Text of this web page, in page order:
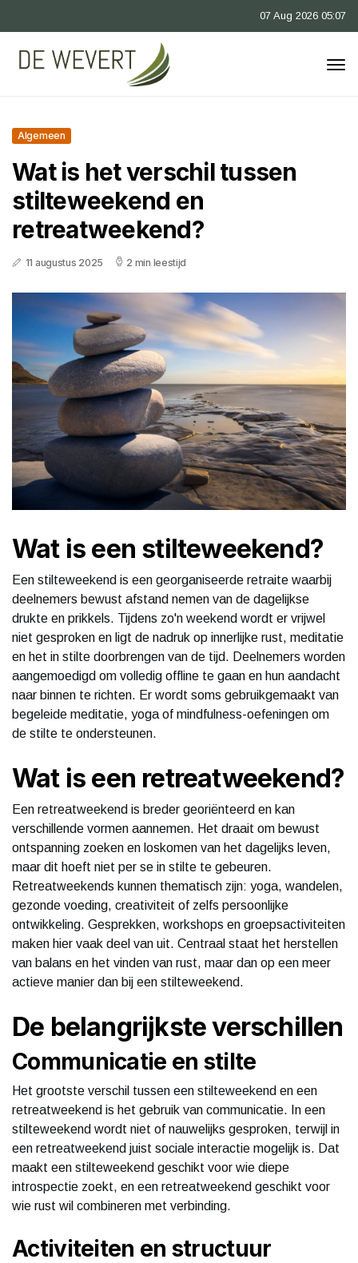
07 Aug 2026 05:07
Algemeen
Wat is het verschil tussen
stilteweekend en
retreatweekend?
11 augustus 2025 2 min leestijd
Wat is een stilteweekend?
Een stilteweekend is een georganiseerde retraite waarbij
deelnemers bewust afstand nemen van de dagelijkse
drukte en prikkels. Tijdens zo'n weekend wordt er vrijwel
niet gesproken en ligt de nadruk op innerlijke rust, meditatie
en het in stilte doorbrengen van de tijd. Deelnemers worden
aangemoedigd om volledig offline te gaan en hun aandacht
naar binnen te richten. Er wordt soms gebruikgemaakt van
begeleide meditatie, yoga of mindfulness-oefeningen om
de stilte te ondersteunen.
Wat is een retreatweekend?
Een retreatweekend is breder georiënteerd en kan
verschillende vormen aannemen. Het draait om bewust
ontspanning zoeken en loskomen van het dagelijks leven,
maar dit hoeft niet per se in stilte te gebeuren.
Retreatweekends kunnen thematisch zijn: yoga, wandelen,
gezonde voeding, creativiteit of zelfs persoonlijke
ontwikkeling. Gesprekken, workshops en groepsactiviteiten
maken hier vaak deel van uit. Centraal staat het herstellen
van balans en het vinden van rust, maar dan op een meer
actieve manier dan bij een stilteweekend.
De belangrijkste verschillen
Communicatie en stilte
Het grootste verschil tussen een stilteweekend en een
retreatweekend is het gebruik van communicatie. In een
stilteweekend wordt niet of nauwelijks gesproken, terwijl in
een retreatweekend juist sociale interactie mogelijk is. Dat
maakt een stilteweekend geschikt voor wie diepe
introspectie zoekt, en een retreatweekend geschikt voor
wie rust wil combineren met verbinding.
Activiteiten en structuur